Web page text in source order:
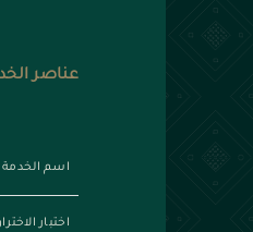
عناصر
اسم الخدمة
اختبار